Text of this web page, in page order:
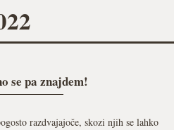
se pa znajdem!
razdvajajoče, skozi njih se lahko